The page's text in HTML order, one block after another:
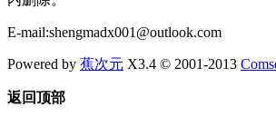
E-mail:shengmadx001@outlook.com
Powered by 蕉次元 X3.4 © 2001-2013
返回顶部